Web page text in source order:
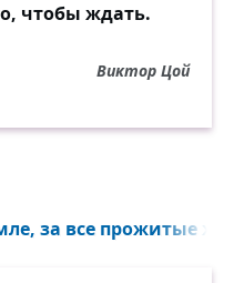
чтобы ждать.
Виктор Цой
за все прожитые